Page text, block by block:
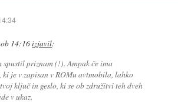
14:16izjavil:
spustil priznam (!). Ampak če ima
je v zapisan v ROMu avtmobila, lahko
ključ in geslo, ki se ob združitvi teh dveh
v ukaz.